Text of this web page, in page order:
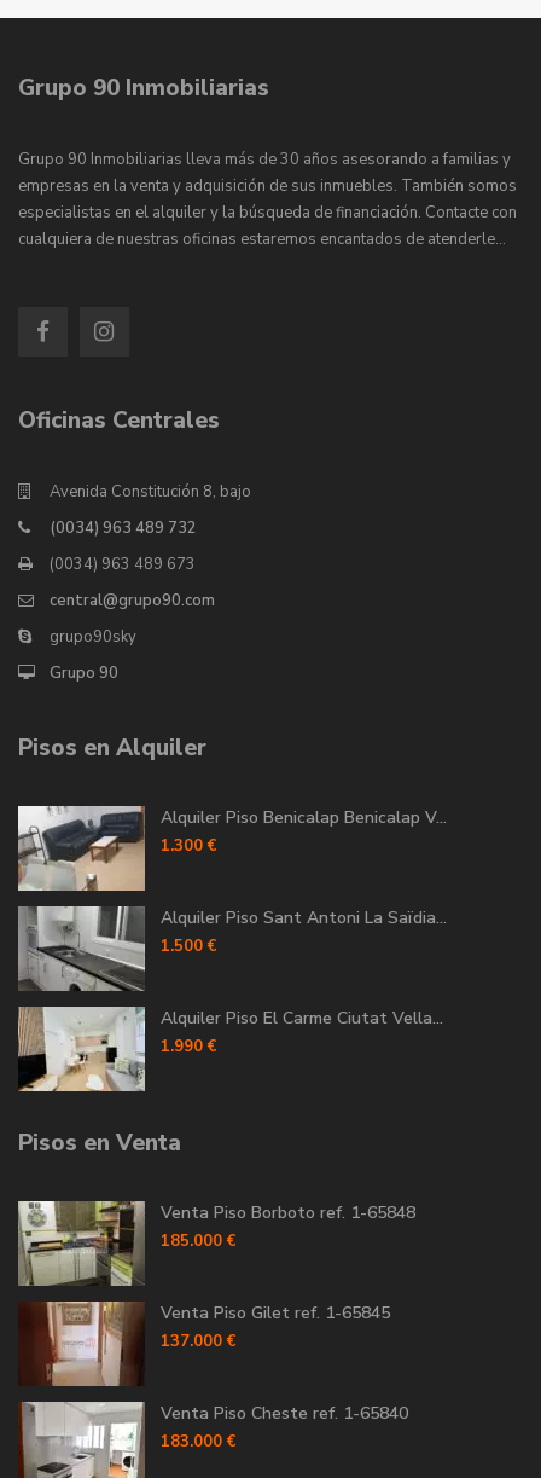
Grupo 90 Inmobiliarias
Grupo 90 Inmobiliarias lleva más de 30 años asesorando a familias y
empresas en la venta y adquisición de sus inmuebles. También somos
especialistas en el alquiler y la búsqueda de financiación. Contacte con
cualquiera de nuestras oficinas estaremos encantados de atenderle…
Oficinas Centrales
Avenida Constitución 8, bajo
(0034) 963 489 732
(0034) 963 489 673
central@grupo90.com
grupo90sky
Grupo 90
Pisos en Alquiler
Alquiler Piso Benicalap Benicalap V...
1.300 €
Alquiler Piso Sant Antoni La Saïdia...
1.500 €
Alquiler Piso El Carme Ciutat Vella...
1.990 €
Pisos en Venta
Venta Piso Borboto ref. 1-65848
185.000 €
Venta Piso Gilet ref. 1-65845
137.000 €
Venta Piso Cheste ref. 1-65840
183.000 €